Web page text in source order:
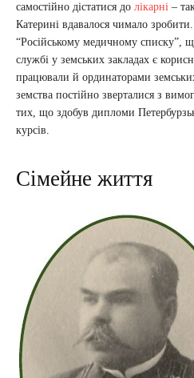
самостійно дістатися до лікарні –
Катерині вдавалося чимало
“Російському медичному списку”,
службі у земських закладах є
працювали й ординаторами
земства постійно зверталися з
тих, що здобув дипломи
курсів.
Сімейне життя